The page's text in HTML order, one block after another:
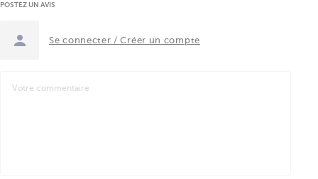
POSTEZ UN AVIS
Se connecter / Créer un compte